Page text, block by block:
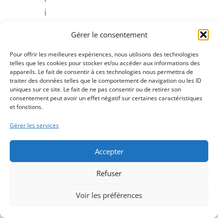
Gérer le consentement
Pour offrir les meilleures expériences, nous utilisons des technologies
telles que les cookies pour stocker et/ou accéder aux informations des
appareils. Le fait de consentir à ces technologies nous permettra de
traiter des données telles que le comportement de navigation ou les ID
uniques sur ce site. Le fait de ne pas consentir ou de retirer son
consentement peut avoir un effet négatif sur certaines caractéristiques
et fonctions.
Gérer les services
Accepter
Refuser
Voir les préférences
i
n
t
à
G
a
-